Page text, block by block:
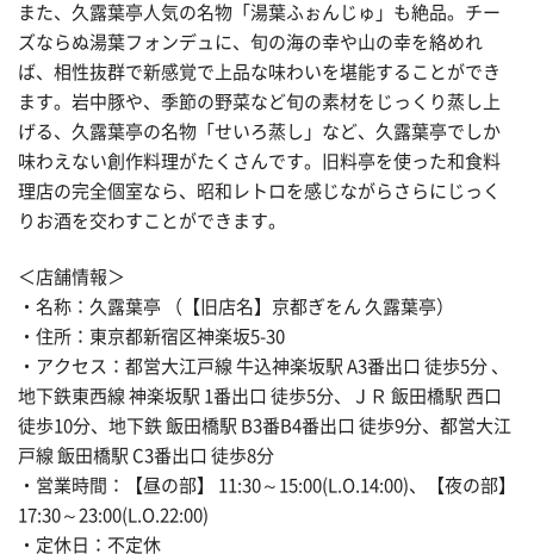
また、久露葉亭人気の名物「湯葉ふぉんじゅ」も絶品。チー
ズならぬ湯葉フォンデュに、旬の海の幸や山の幸を絡めれ
ば、相性抜群で新感覚で上品な味わいを堪能することができ
ます。岩中豚や、季節の野菜など旬の素材をじっくり蒸し上
げる、久露葉亭の名物「せいろ蒸し」など、久露葉亭でしか
味わえない創作料理がたくさんです。旧料亭を使った和食料
理店の完全個室なら、昭和レトロを感じながらさらにじっく
りお酒を交わすことができます。
＜店舗情報＞
・名称：久露葉亭 （【旧店名】京都ぎをん 久露葉亭）
・住所：東京都新宿区神楽坂5-30
・アクセス：都営大江戸線 牛込神楽坂駅 A3番出口 徒歩5分 、
地下鉄東西線 神楽坂駅 1番出口 徒歩5分、ＪＲ 飯田橋駅 西口
徒歩10分、地下鉄 飯田橋駅 B3番B4番出口 徒歩9分、都営大江
戸線 飯田橋駅 C3番出口 徒歩8分
・営業時間：【昼の部】 11:30～15:00(L.O.14:00)、【夜の部】
17:30～23:00(L.O.22:00)
・定休日：不定休